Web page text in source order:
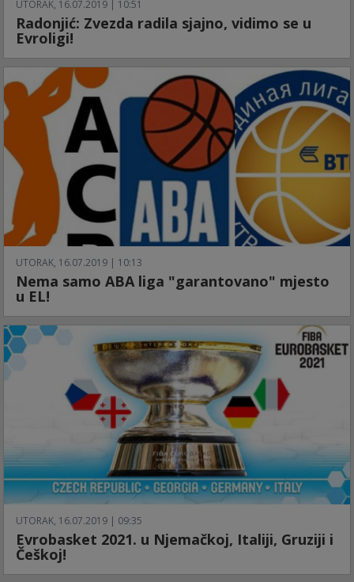
UTORAK, 16.07.2019 | 10:51
Radonjić: Zvezda radila sjajno, vidimo se u
Evroligi!
UTORAK, 16.07.2019 | 10:13
Nema samo ABA liga "garantovano" mjesto
u EL!
UTORAK, 16.07.2019 | 09:35
Evrobasket 2021. u Njemačkoj, Italiji, Gruziji i
Češkoj!